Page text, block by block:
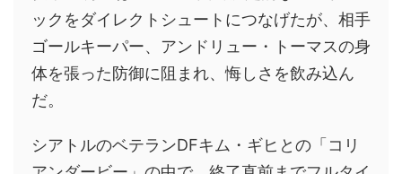
ックをダイレクトシュートにつなげたが、相手
ゴールキーパー、アンドリュー・トーマスの身
体を張った防御に阻まれ、悔しさを飲み込ん
だ。
シアトルのベテランDFキム・ギヒとの「コリ